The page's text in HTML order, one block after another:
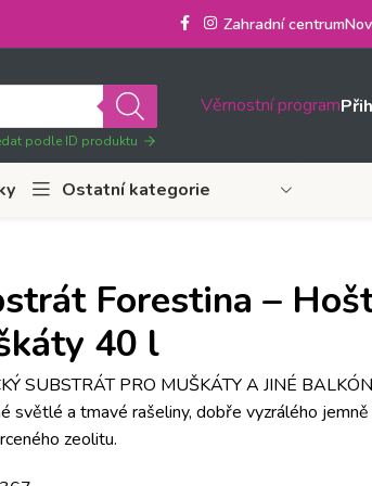
Zahradní centrum
podle ID produktu
Věrnostní program
Ostatní kategorie
Forestina –
40 l
SUBSTRÁT PRO MUŠKÁTY A JINÉ
světlé a tmavé rašeliny, dobře vyzrálého
zeolitu.